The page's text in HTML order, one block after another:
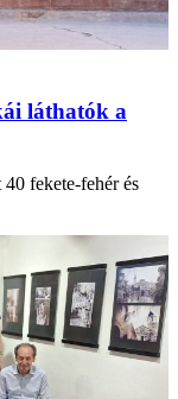
láthatók a
fekete-fehér és